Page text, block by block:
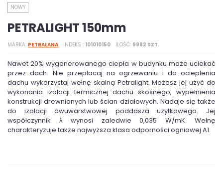
NOWY
PETRALIGHT 150mm
MARKA PETRALANA INDEKS 101010150 ILOŚĆ 9982 SZT.
Nawet 20% wygenerowanego ciepła w budynku może uciekać
przez dach. Nie przepłacaj na ogrzewaniu i do ocieplenia
dachu wykorzystaj wełnę skalną Petralight. Możesz jej użyć do
wykonania izolacji termicznej dachu skośnego, wypełnienia
konstrukcji drewnianych lub ścian działowych. Nadaje się także
do izolacji dwuwarstwowej poddasza użytkowego. Jej
współczynnik λ wynosi zaledwie 0,035 W/mK. Wełnę
charakteryzuje także najwyższa klasa odporności ogniowej A1.